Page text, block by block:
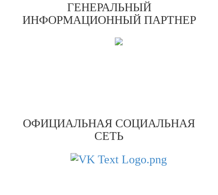
ГЕНЕРАЛЬНЫЙ
ИНФОРМАЦИОННЫЙ ПАРТНЕР
ОФИЦИАЛЬНАЯ СОЦИАЛЬНАЯ
СЕТЬ